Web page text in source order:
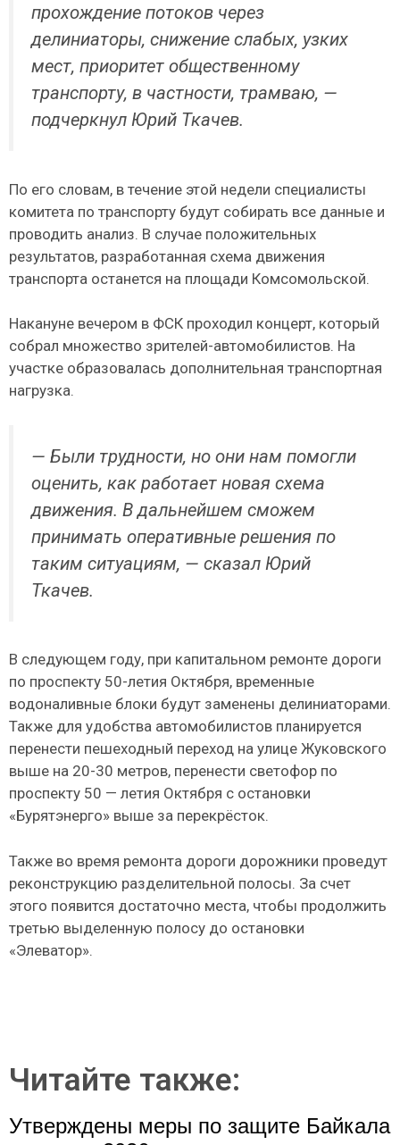
прохождение потоков через
делиниаторы, снижение слабых, узких
мест, приоритет общественному
транспорту, в частности, трамваю, —
подчеркнул Юрий Ткачев.
По его словам, в течение этой недели специалисты
комитета по транспорту будут собирать все данные и
проводить анализ. В случае положительных
результатов, разработанная схема движения
транспорта останется на площади Комсомольской.
Накануне вечером в ФСК проходил концерт, который
собрал множество зрителей-автомобилистов. На
участке образовалась дополнительная транспортная
нагрузка.
— Были трудности, но они нам помогли
оценить, как работает новая схема
движения. В дальнейшем сможем
принимать оперативные решения по
таким ситуациям, — сказал Юрий
Ткачев.
В следующем году, при капитальном ремонте дороги
по проспекту 50-летия Октября, временные
водоналивные блоки будут заменены делиниаторами.
Также для удобства автомобилистов планируется
перенести пешеходный переход на улице Жуковского
выше на 20-30 метров, перенести светофор по
проспекту 50 — летия Октября с остановки
«Бурятэнерго» выше за перекрёсток.
Также во время ремонта дороги дорожники проведут
реконструкцию разделительной полосы. За счет
этого появится достаточно места, чтобы продолжить
третью выделенную полосу до остановки
«Элеватор».
Читайте также:
Утверждены меры по защите Байкала